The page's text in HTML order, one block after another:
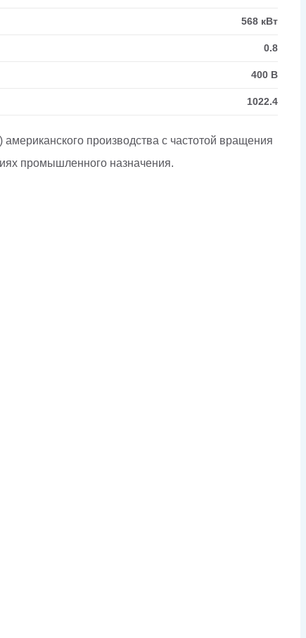
568 кВт
0.8
400 В
1022.4
производства с частотой вращения
промышленного назначения.